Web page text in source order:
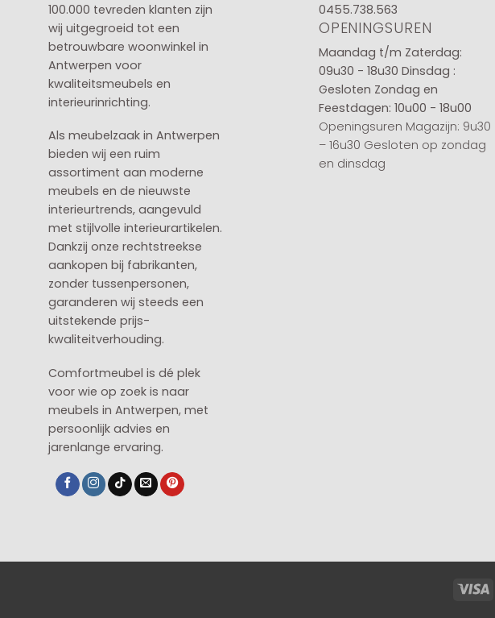
100.000 tevreden klanten zijn
wij uitgegroeid tot een
betrouwbare woonwinkel in
Antwerpen voor
kwaliteitsmeubels en
interieurinrichting.
Als meubelzaak in Antwerpen
bieden wij een ruim
assortiment aan moderne
meubels en de nieuwste
interieurtrends, aangevuld
met stijlvolle interieurartikelen.
Dankzij onze rechtstreekse
aankopen bij fabrikanten,
zonder tussenpersonen,
garanderen wij steeds een
uitstekende prijs-
kwaliteitverhouding.
Comfortmeubel is dé plek
voor wie op zoek is naar
meubels in Antwerpen, met
persoonlijk advies en
jarenlange ervaring.
0455.738.563
OPENINGSUREN
Maandag t/m Zaterdag:
09u30 - 18u30 Dinsdag :
Gesloten Zondag en
Feestdagen: 10u00 - 18u00
Openingsuren Magazijn: 9u30
– 16u30 Gesloten op zondag
en dinsdag